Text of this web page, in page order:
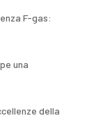
F-gas:
una
della